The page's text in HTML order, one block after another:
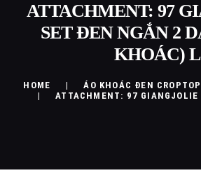
ATTACHMENT: 97
SET ĐEN NGẮN 2
KHOÁC) L
HOME
ÁO KHOÁC ĐEN
ATTACHMENT: 97